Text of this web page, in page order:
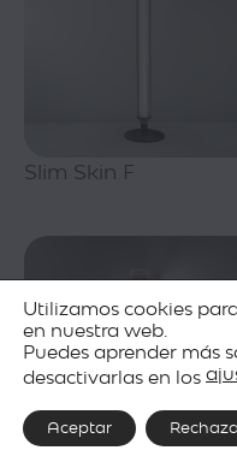
Slim Skin F
Utilizamos cookies
en nuestra web.
Puedes aprender más
desactivarlas en los
Aceptar